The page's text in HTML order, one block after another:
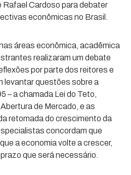
Rafael Cardoso para debater
econômicas no Brasil.
áreas econômica, acadêmica
realizaram um debate
por parte dos reitores e
levantar questões sobre a
– a chamada Lei do Teto,
de Mercado, e as
retomada do crescimento da
concordam que
a economia volte a crescer,
que será necessário.